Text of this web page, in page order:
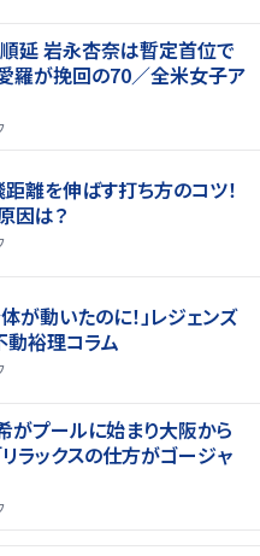
延 岩永杏奈は暫定首位で
羅が挽回の70／全米女子ア
離を伸ばす打ち方のコツ！
因は？
が動いたのに！」レジェンズ
動裕理コラム
がプールに始まり大阪から
ラックスの仕方がゴージャ